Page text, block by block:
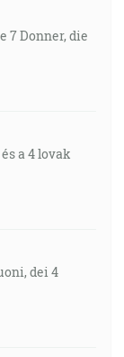
7 Donner, die
a 4 lovak
dei 4